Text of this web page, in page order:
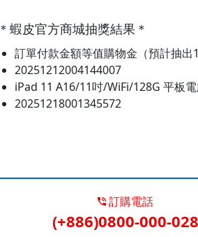
＊蝦皮官方商城抽獎結果＊
訂單付款金額等值購物金（預計抽出
20251212004144007
iPad 11 A16/11吋/WiFi/128G 平板
20251218001345572
訂購電話
(+886)0800-000-028